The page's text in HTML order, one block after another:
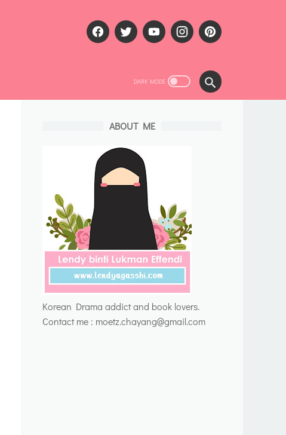
ABOUT ME
Korean Drama addict and book lovers.
Contact me : moetz.chayang@gmail.com